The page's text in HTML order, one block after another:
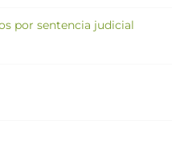
por sentencia judicial